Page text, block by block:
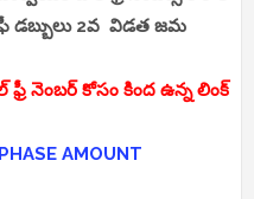
2వ విడత జమ
నెంబర్ కోసం కింద ఉన్న లింక్
AMOUNT